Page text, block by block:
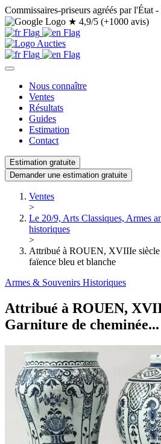
Commissaires-priseurs agréés par l'État
★ 4,9/5 (+1000 avis)
Nous connaître
Ventes
Résultats
Guides
Estimation
Contact
Estimation gratuite
Demander une estimation gratuite
Ventes
>
Le 20/9, Arts Classiques, Armes
historiques
>
Attribué à ROUEN, XVIIIe siècle
faïence bleu et blanche
Armes & Souvenirs Historiques
Attribué à ROUEN,
Garniture de cheminée...